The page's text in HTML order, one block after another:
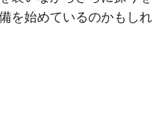
を始めているのかもしれ